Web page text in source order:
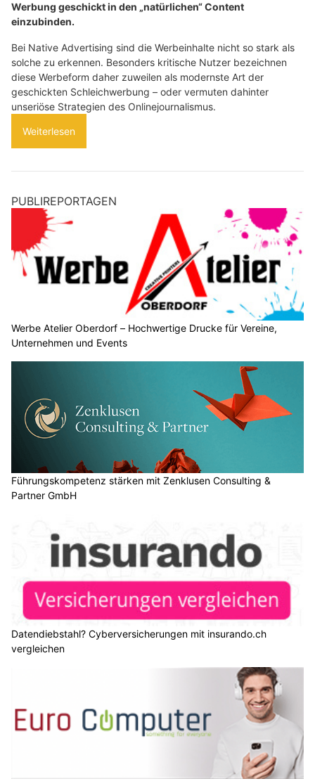
Werbung geschickt in den „natürlichen“ Content
einzubinden.
Bei Native Advertising sind die Werbeinhalte nicht so stark als
solche zu erkennen. Besonders kritische Nutzer bezeichnen
diese Werbeform daher zuweilen als modernste Art der
geschickten Schleichwerbung – oder vermuten dahinter
unseriöse Strategien des Onlinejournalismus.
Weiterlesen
PUBLIREPORTAGEN
Werbe Atelier Oberdorf – Hochwertige Drucke für Vereine,
Unternehmen und Events
Führungskompetenz stärken mit Zenklusen Consulting &
Partner GmbH
Datendiebstahl? Cyberversicherungen mit insurando.ch
vergleichen